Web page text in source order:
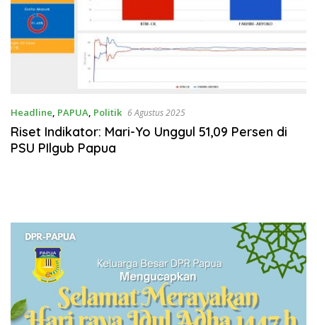
Headline, PAPUA, Politik 6 Agustus 2025
Riset Indikator: Mari-Yo Unggul 51,09 Persen di
PSU PIlgub Papua